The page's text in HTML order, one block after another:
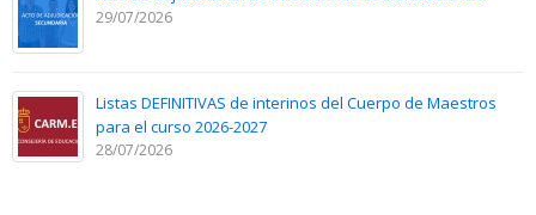
29/07/2026
Listas DEFINITIVAS de interinos del Cuerpo de Maestros
para el curso 2026-2027
28/07/2026